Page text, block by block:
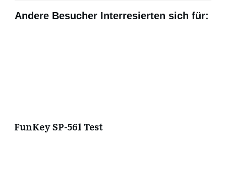
Andere Besucher Interresierten sich für:
FunKey SP-561 Test